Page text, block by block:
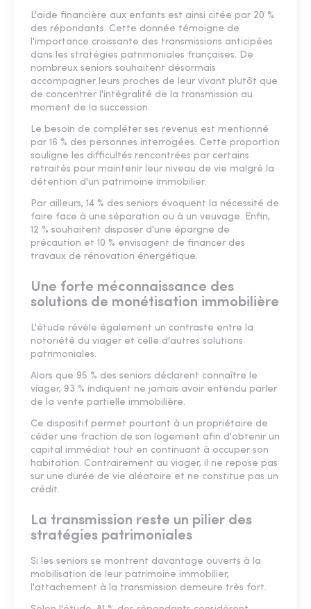
L'aide financière aux enfants est ainsi citée par 20 %
des répondants. Cette donnée témoigne de
l'importance croissante des transmissions anticipées
dans les stratégies patrimoniales françaises. De
nombreux seniors souhaitent désormais
accompagner leurs proches de leur vivant plutôt que
de concentrer l'intégralité de la transmission au
moment de la succession.
Le besoin de compléter ses revenus est mentionné
par 16 % des personnes interrogées. Cette proportion
souligne les difficultés rencontrées par certains
retraités pour maintenir leur niveau de vie malgré la
détention d'un patrimoine immobilier.
Par ailleurs, 14 % des seniors évoquent la nécessité de
faire face à une séparation ou à un veuvage. Enfin,
12 % souhaitent disposer d'une épargne de
précaution et 10 % envisagent de financer des
travaux de rénovation énergétique.
Une forte méconnaissance des
solutions de monétisation immobilière
L'étude révèle également un contraste entre la
notoriété du viager et celle d'autres solutions
patrimoniales.
Alors que 95 % des seniors déclarent connaître le
viager, 93 % indiquent ne jamais avoir entendu parler
de la vente partielle immobilière.
Ce dispositif permet pourtant à un propriétaire de
céder une fraction de son logement afin d'obtenir un
capital immédiat tout en continuant à occuper son
habitation. Contrairement au viager, il ne repose pas
sur une durée de vie aléatoire et ne constitue pas un
crédit.
La transmission reste un pilier des
stratégies patrimoniales
Si les seniors se montrent davantage ouverts à la
mobilisation de leur patrimoine immobilier,
l'attachement à la transmission demeure très fort.